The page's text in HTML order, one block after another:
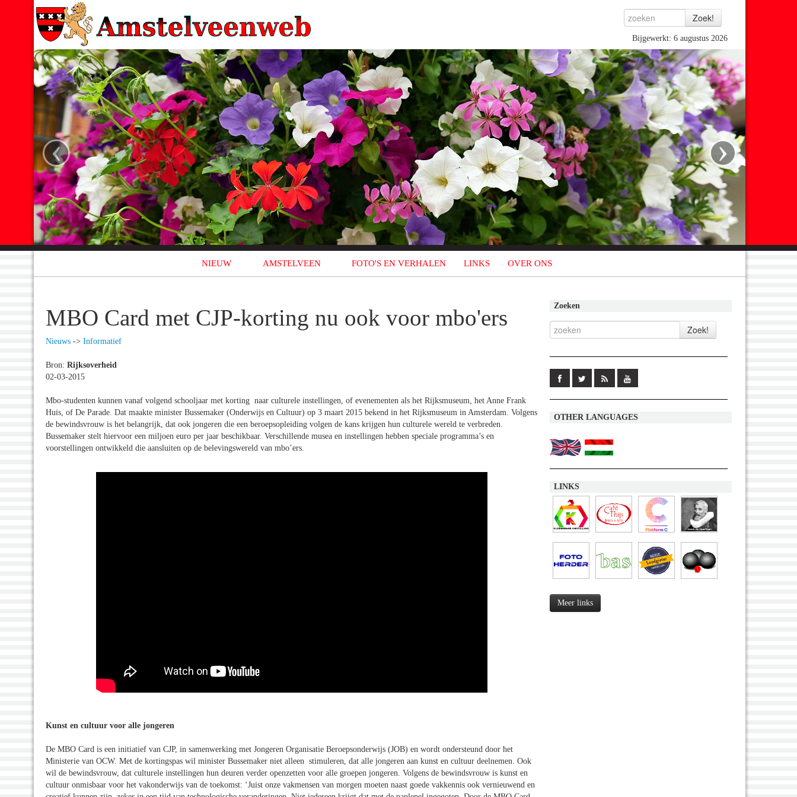
Bijgewerkt: 6 augustus 2026
‹ ›
NIEUW AMSTELVEEN FOTO'S EN VERHALEN LINKS OVER ONS
MBO Card met CJP-korting nu ook voor mbo'ers
Nieuws -> Informatief
Bron: Rijksoverheid
02-03-2015
Mbo-studenten kunnen vanaf volgend schooljaar met korting naar culturele instellingen, of evenementen als het Rijksmuseum, het Anne Frank
Huis, of De Parade. Dat maakte minister Bussemaker (Onderwijs en Cultuur) op 3 maart 2015 bekend in het Rijksmuseum in Amsterdam. Volgens
de bewindsvrouw is het belangrijk, dat ook jongeren die een beroepsopleiding volgen de kans krijgen hun culturele wereld te verbreden.
Bussemaker stelt hiervoor een miljoen euro per jaar beschikbaar. Verschillende musea en instellingen hebben speciale programma’s en
voorstellingen ontwikkeld die aansluiten op de belevingswereld van mbo’ers.
Kunst en cultuur voor alle jongeren
De MBO Card is een initiatief van CJP, in samenwerking met Jongeren Organisatie Beroepsonderwijs (JOB) en wordt ondersteund door het
Ministerie van OCW. Met de kortingspas wil minister Bussemaker niet alleen stimuleren, dat alle jongeren aan kunst en cultuur deelnemen. Ook
wil de bewindsvrouw, dat culturele instellingen hun deuren verder openzetten voor alle groepen jongeren. Volgens de bewindsvrouw is kunst en
cultuur onmisbaar voor het vakonderwijs van de toekomst: ‘Juist onze vakmensen van morgen moeten naast goede vakkennis ook vernieuwend en
Zoeken
OTHER LANGUAGES
LINKS
Meer links